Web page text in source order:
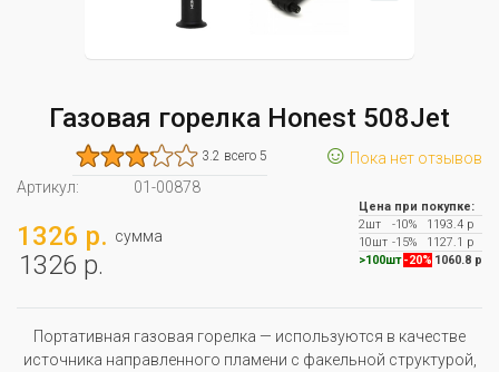
Газовая горелка Honest 508Jet
3.2 всего 5 ☺ Пока нет отзывов
Артикул:
01-00878
1326 р. сумма
1326 р.
Цена при покупке:
2шт
-10%
1193.4 р
10шт -15%
1127.1 р
>100шт -20% 1060.8 р
Портативная газовая горелка — используются в качестве
источника направленного пламени с факельной структурой,